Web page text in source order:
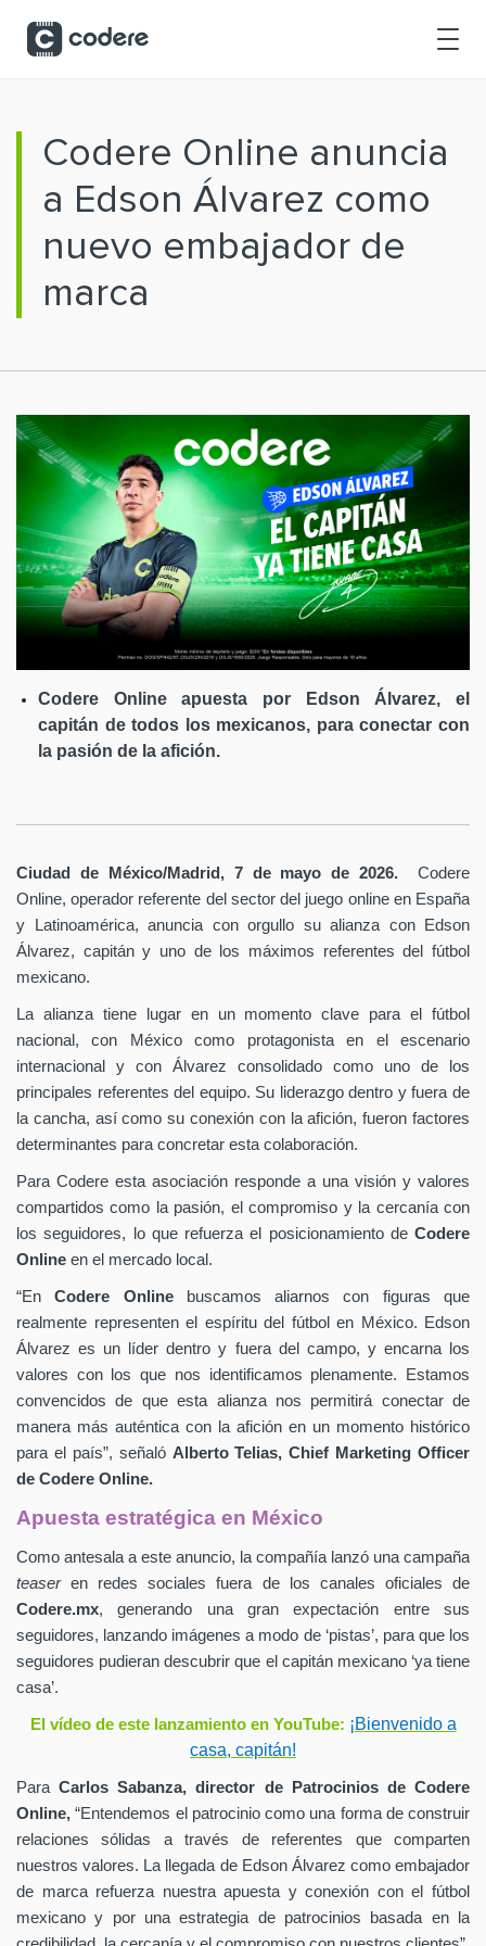
Codere Online anuncia
a Edson Álvarez como
nuevo embajador de
marca
Codere Online apuesta por Edson Álvarez, el
capitán de todos los mexicanos, para conectar con
la pasión de la afición.
Ciudad de México/Madrid, 7 de mayo de 2026. Codere
Online, operador referente del sector del juego online en España
y Latinoamérica, anuncia con orgullo su alianza con Edson
Álvarez, capitán y uno de los máximos referentes del fútbol
mexicano.
La alianza tiene lugar en un momento clave para el fútbol
nacional, con México como protagonista en el escenario
internacional y con Álvarez consolidado como uno de los
principales referentes del equipo. Su liderazgo dentro y fuera de
la cancha, así como su conexión con la afición, fueron factores
determinantes para concretar esta colaboración.
Para Codere esta asociación responde a una visión y valores
compartidos como la pasión, el compromiso y la cercanía con
los seguidores, lo que refuerza el posicionamiento de Codere
Online en el mercado local.
“EnCodere Onlinebuscamos aliarnos con figuras que
realmente representen el espíritu del fútbol en México. Edson
Álvarez es un líder dentro y fuera del campo, y encarna los
valores con los que nos identificamos plenamente. Estamos
convencidos de que esta alianza nos permitirá conectar de
manera más auténtica con la afición en un momento histórico
para el país”, señaló Alberto Telias,Chief Marketing Officer
de Codere Online.
Apuesta estratégica en México
Como antesala a este anuncio, la compañía lanzó una campaña
teaseren redes sociales fuera de los canales oficiales de
Codere.mx,
generando una gran expectación entre sus
seguidores, lanzando imágenes a modo de ‘pistas’, para que los
seguidores pudieran descubrir que el capitán mexicano ‘ya tiene
casa’.
El vídeo de este lanzamiento en YouTube: ¡Bienvenido a
casa, capitán!
ParaCarlos Sabanza, director de Patrocinios de Codere
Online, “Entendemos el patrocinio como una forma de construir
relaciones sólidas a través de referentes que comparten
nuestros valores. La llegada de Edson Álvarez como embajador
de marca refuerza nuestra apuesta y conexión con el fútbol
mexicano y por una estrategia de patrocinios basada en la